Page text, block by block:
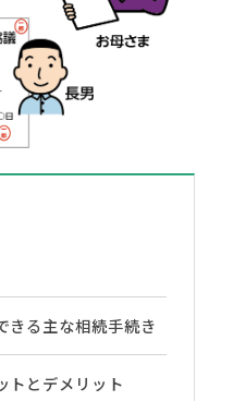
きる主な相続手続き
トとデメリット